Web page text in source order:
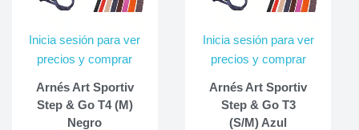
Inicia sesión para ver
precios y comprar
Arnés Art Sportiv
Step & Go T4 (M)
Negro
Inicia sesión para ver
precios y comprar
Arnés Art Sportiv
Step & Go T3
(S/M) Azul